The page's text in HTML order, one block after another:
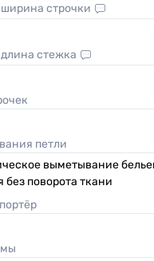
ширина строчки
длина стежка
петли
выметывание
поворота ткани